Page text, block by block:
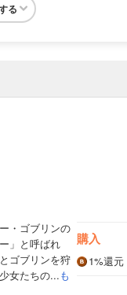
る
・ゴブリンの
」と呼ばれ
ゴブリンを狩
女たちの...も
購入
1%還元